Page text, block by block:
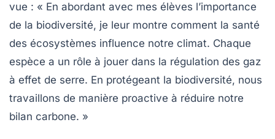
vue : « En abordant avec mes élèves l’importance
de la biodiversité, je leur montre comment la santé
des écosystèmes influence notre climat. Chaque
espèce a un rôle à jouer dans la régulation des gaz
à effet de serre. En protégeant la biodiversité, nous
travaillons de manière proactive à réduire notre
bilan carbone. »